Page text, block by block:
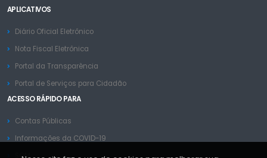
APLICATIVOS
Diário Oficial Eletrônico
Nota Fiscal Eletrônica
Portal da Transparência
Portal de Serviços para Cidadão
ACESSO RÁPIDO PARA
Contas Públicas
Informações da COVID-19
SGM